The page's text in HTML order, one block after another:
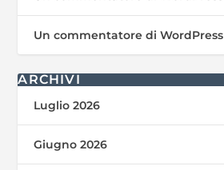
Un commentatore di WordPress
ARCHIVI
Luglio 2026
Giugno 2026